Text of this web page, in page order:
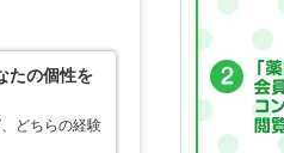
たの個性を
どちらの経験